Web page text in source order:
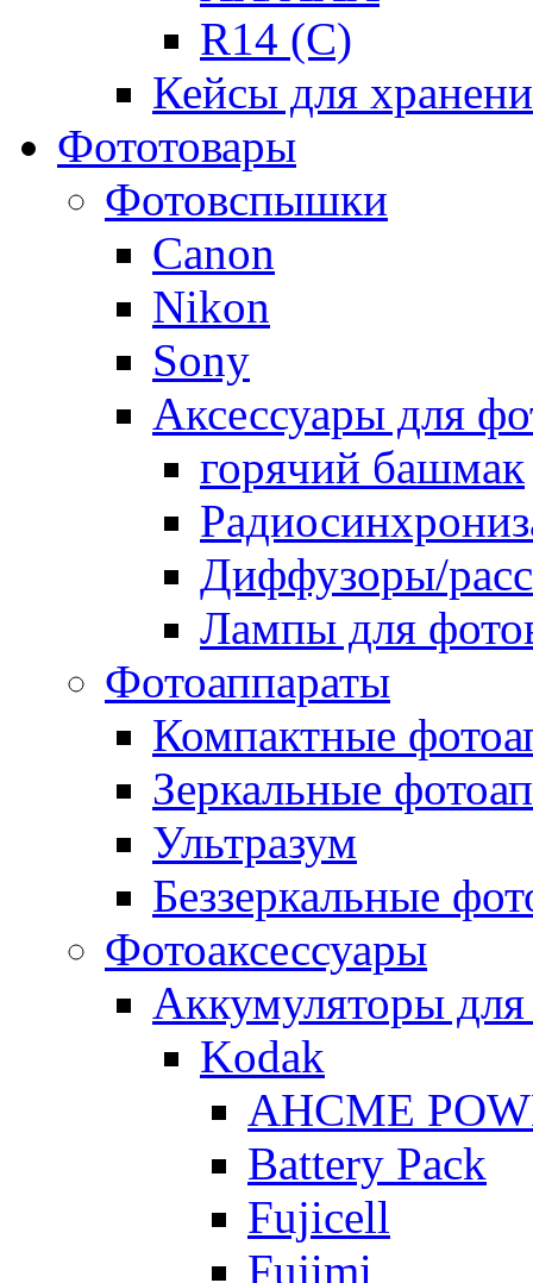
R14 (C)
Кейсы для
Фототовары
Фотовспышки
Canon
Nikon
Sony
Аксессуары для
горячий башмак
Диффузоры/
Лампы для
Фотоаппараты
Компактные
Зеркальные
Ультразум
Беззеркальные
Фотоаксессуары
Аккумуляторы для
Kodak
AHCME
Battery Pack
Fujicell
Fujimi